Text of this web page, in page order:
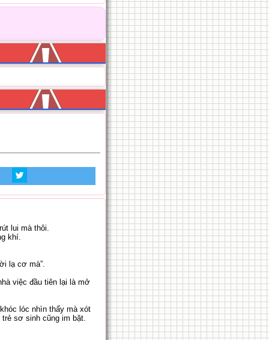
lui mà thôi.
khí.
lạ cơ mà”.
việc đầu tiên lại là mở
lóc nhìn thấy mà xót
sơ sinh cũng im bặt.